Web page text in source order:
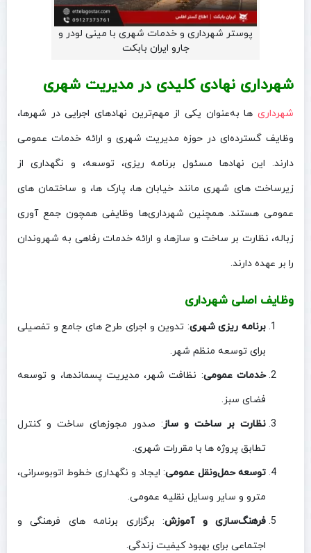
پوستر شهرداری و خدمات شهری با مینی لودر و
جارو ایران بابکت
شهرداری نهادی کلیدی در مدیریت شهری
شهرداری‌ ها به‌عنوان یکی از مهم‌ترین نهادهای اجرایی در شهرها،
وظایف گسترده‌ای در حوزه مدیریت شهری و ارائه خدمات عمومی
دارند. این نهادها مسئول برنامه‌ ریزی، توسعه، و نگهداری از
زیرساخت‌ های شهری مانند خیابان‌ ها، پارک‌ ها، و ساختمان‌ های
عمومی هستند. همچنین شهرداری‌ها وظایفی همچون جمع‌ آوری
زباله، نظارت بر ساخت‌ و سازها، و ارائه خدمات رفاهی به شهروندان
را بر عهده دارند.
وظایف اصلی شهرداری
برنامه‌ ریزی شهری: تدوین و اجرای طرح‌ های جامع و تفصیلی
برای توسعه منظم شهر.
خدمات عمومی: نظافت شهر، مدیریت پسماندها، و توسعه
فضای سبز.
نظارت بر ساخت‌ و ساز: صدور مجوزهای ساخت و کنترل
تطابق پروژه‌ ها با مقررات شهری.
توسعه حمل‌ونقل عمومی: ایجاد و نگهداری خطوط اتوبوسرانی،
مترو و سایر وسایل نقلیه عمومی.
فرهنگ‌سازی و آموزش: برگزاری برنامه‌ های فرهنگی و
اجتماعی برای بهبود کیفیت زندگی.